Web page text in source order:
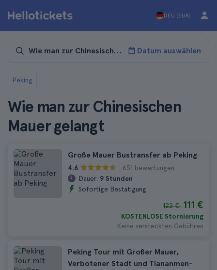
DEU (EUR)
Datum auswählen
Peking
Wie man zur Chinesischen
Mauer gelangt
Große Mauer Bustransfer ab Peking
4.6
651 bewertungen
Dauer: 9 Stunden
Sofortige Bestätigung
122 € 111 €
KOSTENLOSE Stornierung
Keine versteckten Gebühren
Peking Tour mit Großer Mauer,
Verbotener Stadt und Tiananmen-